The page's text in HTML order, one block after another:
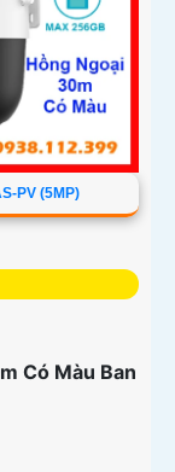
PV (5MP)
Có Màu Ban